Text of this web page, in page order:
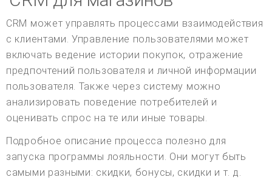
CRM может управлять процессами взаимодействия
с клиентами. Управление пользователями может
включать ведение истории покупок, отражение
предпочтений пользователя и личной информации
пользователя. Также через систему можно
анализировать поведение потребителей и
оценивать спрос на те или иные товары.
Подробное описание процесса полезно для
запуска программы лояльности. Они могут быть
самыми разными: скидки, бонусы, скидки и т. д.